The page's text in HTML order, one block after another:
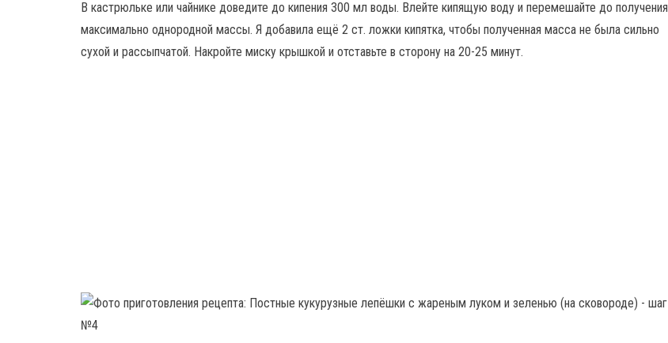
В кастрюльке или чайнике доведите до кипения 300 мл воды. Влейте кипящую воду и перемешайте до получения
максимально однородной массы. Я добавила ещё 2 ст. ложки кипятка, чтобы полученная масса не была сильно
сухой и рассыпчатой. Накройте миску крышкой и отставьте в сторону на 20-25 минут.